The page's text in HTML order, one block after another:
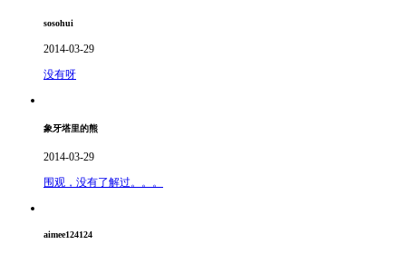
sosohui
2014-03-29
没有呀
象牙塔里的熊
2014-03-29
围观，没有了解过。。。
aimee124124